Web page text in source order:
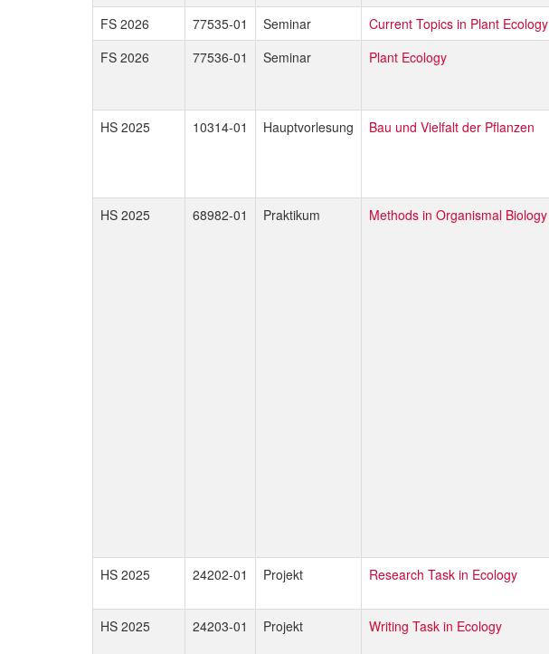
FS 2026 77535-01 Seminar Current Topics in Plant Ecology
FS 2026
77536-01 Seminar Plant Ecology
HS 2025
10314-01 Hauptvorlesung Bau und Vielfalt der Pflanzen
HS 2025
68982-01 Praktikum Methods in Organismal Biology
HS 2025 24202-01 Projekt Research Task in Ecology
HS 2025 24203-01 Projekt Writing Task in Ecology